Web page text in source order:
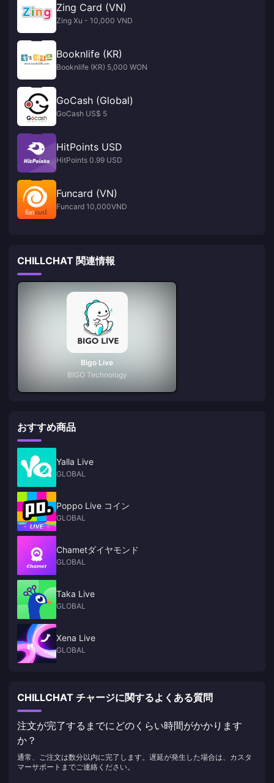
Zing Card (VN)
Zing Xu - 10,000 VND
Booknlife (KR)
Booknlife (KR) 5,000 WON
GoCash (Global)
GoCash US$ 5
HitPoints USD
HitPoints 0.99 USD
Funcard (VN)
Funcard 10,000VND
CHILLCHAT 関連情報
Bigo Live
BIGO Technology
おすすめ商品
Yalla Live
GLOBAL
Poppo Live コイン
GLOBAL
Chametダイヤモンド
GLOBAL
Taka Live
GLOBAL
Xena Live
GLOBAL
CHILLCHAT チャージに関するよくある質問
注文が完了するまでにどのくらい時間がかかります
か？
通常、ご注文は数分以内に完了します。遅延が発生した場合は、カスタ
マーサポートまでご連絡ください。